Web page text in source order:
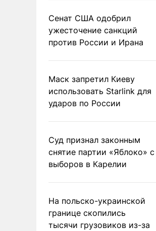
Сенат США одобрил
ужесточение санкций
против России и Ирана
Маск запретил Киеву
использовать Starlink для
ударов по России
Суд признал законным
снятие партии «Яблоко» с
выборов в Карелии
На польско-украинской
границе скопились
тысячи грузовиков из-за